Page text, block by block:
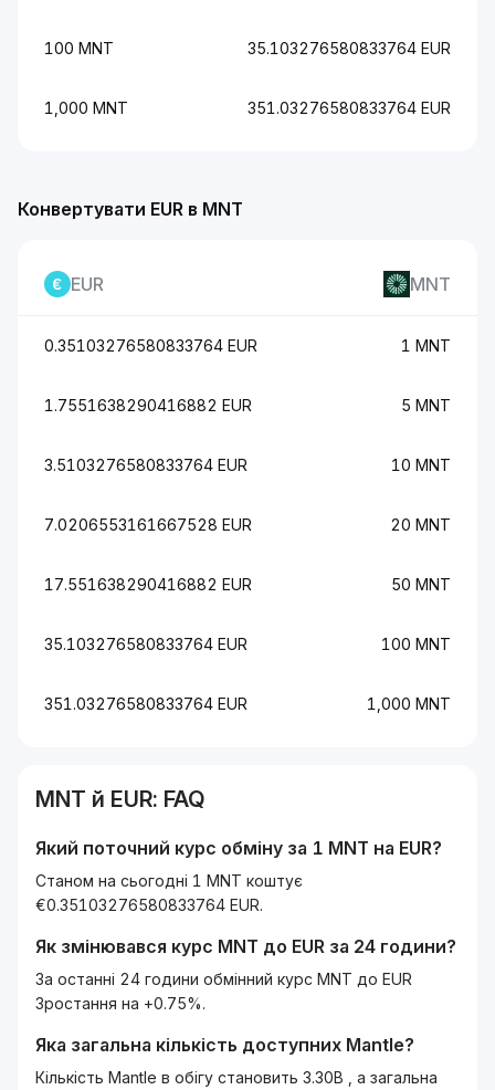
100 MNT 35.103276580833764 EUR
1,000 MNT 351.03276580833764 EUR
Конвертувати EUR в MNT
EUR MNT
0.35103276580833764 EUR 1 MNT
1.7551638290416882 EUR 5 MNT
3.5103276580833764 EUR 10 MNT
7.0206553161667528 EUR 20 MNT
17.551638290416882 EUR 50 MNT
35.103276580833764 EUR 100 MNT
351.03276580833764 EUR 1,000 MNT
MNT й EUR: FAQ
Який поточний курс обміну за 1 MNT на EUR?
Станом на сьогодні 1 MNT коштує
€0.35103276580833764 EUR.
Як змінювався курс MNT до EUR за 24 години?
За останні 24 години обмінний курс MNT до EUR
Зростання на +0.75%.
Яка загальна кількість доступних Mantle?
Кількість Mantle в обігу становить 3.30B , а загальна